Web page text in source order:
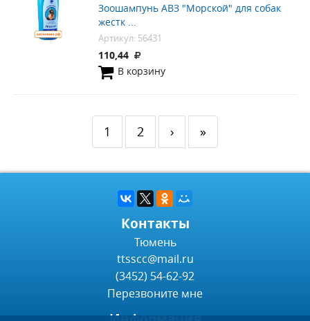
Зоошампунь АВЗ "Морской" для собак
жестк ...
Артикул: 56431
110,44
В корзину
1 2 › »
Контакты
Тюмень
ttsscc@mail.ru
(3452) 54-62-92
Перезвоните мне